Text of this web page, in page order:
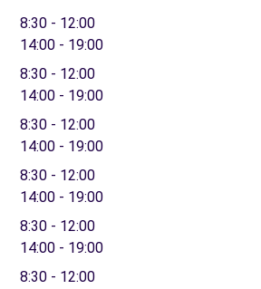
8:30 - 12:00
14:00 - 19:00
8:30 - 12:00
14:00 - 19:00
8:30 - 12:00
14:00 - 19:00
8:30 - 12:00
14:00 - 19:00
8:30 - 12:00
14:00 - 19:00
8:30 - 12:00